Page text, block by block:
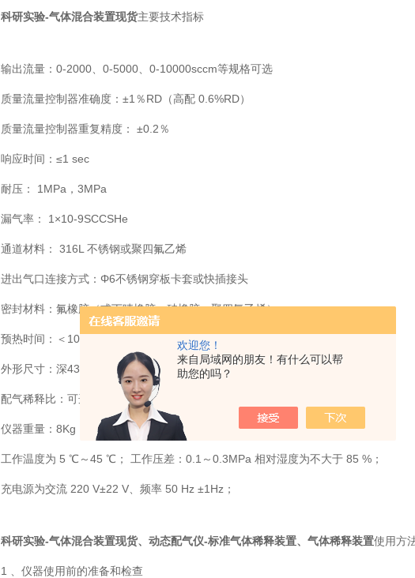
欢迎您！
来自局域网的朋友！有什么可以帮
助您的吗？
科研实验-气体混合装置现货主要技术指标
输出流量：0-2000、0-5000、0-10000sccm等规格可选
质量流量控制器准确度：±1％RD（高配 0.6%RD）
质量流量控制器重复精度： ±0.2％
响应时间：≤1 sec
耐压： 1MPa，3MPa
漏气率： 1×10-9SCCSHe
通道材料： 316L 不锈钢或聚四氟乙烯
进出气口连接方式：Φ6不锈钢穿板卡套或快插接头
密封材料：氟橡胶（或丁晴橡胶、硅橡胶、聚四氟乙烯）
预热时间：＜10min（高配无需预热）
外形尺寸：深430mm×宽240mm×高340mm
配气稀释比：可选 1000:1、500:1、200:1、100:1、50:1等规格可选
仪器重量：8Kg；
工作温度为 5 ℃～45 ℃； 工作压差：0.1～0.3MPa 相对湿度为不大于 85 %；
充电源为交流 220 V±22 V、频率 50 Hz ±1Hz；
科研实验-气体混合装置现货、动态配气仪-标准气体稀释装置、气体稀释装置使用方
1 、仪器使用前的准备和检查